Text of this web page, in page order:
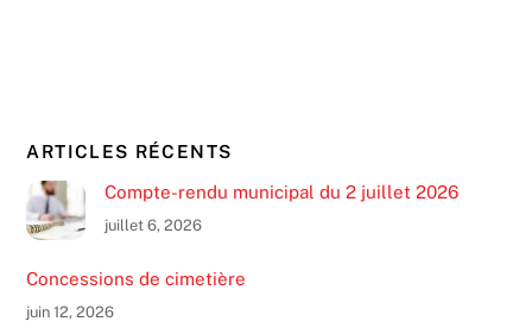
ARTICLES RÉCENTS
Compte-rendu municipal du 2 juillet 2026
juillet 6, 2026
Concessions de cimetière
juin 12, 2026